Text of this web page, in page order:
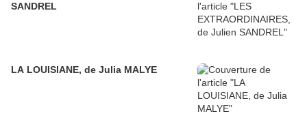
SANDREL
LA LOUISIANE, de Julia MALYE